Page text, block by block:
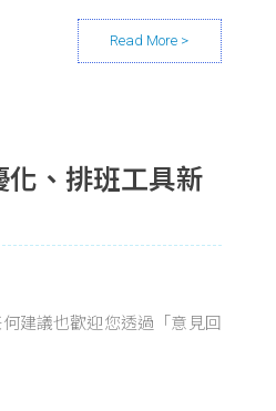
、排班工具新
建議也歡迎您透過「意見回